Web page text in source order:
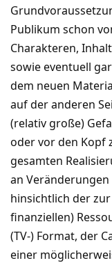
Publikum schon
Charakteren,
sowie eventuell
dem neuen
auf der anderen
(relativ große)
oder vor den Kopf
gesamten
an
hinsichtlich der
finanziellen)
(TV-) Format, der
einer